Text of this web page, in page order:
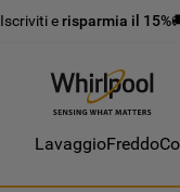
Iscriviti e risparmia il 15%
LavaggioFreddo